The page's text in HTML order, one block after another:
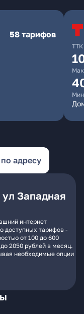
58 тарифов
ТТК
адресу
Западная
интернет
доступных тарифов -
от 100 до 600
2050 рублей в месяц.
необходимые опции